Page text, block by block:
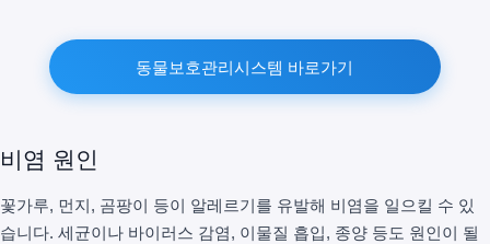
동물보호관리시스템 바로가기
비염 원인
꽃가루, 먼지, 곰팡이 등이 알레르기를 유발해 비염을 일으킬 수 있
습니다. 세균이나 바이러스 감염, 이물질 흡입, 종양 등도 원인이 될